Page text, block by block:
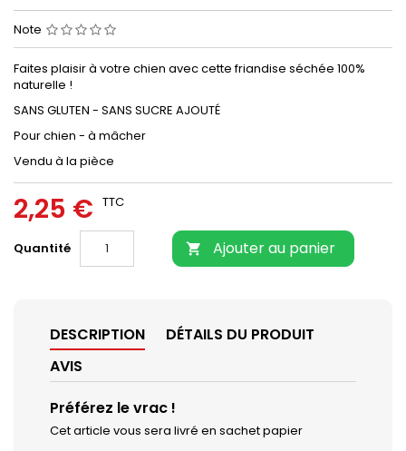
Note
Faites plaisir à votre chien avec cette friandise séchée 100%
naturelle !
SANS GLUTEN - SANS SUCRE AJOUTÉ
Pour chien - à mâcher
Vendu à la pièce
2,25 € TTC
Quantité  Ajouter au panier
DESCRIPTION
DÉTAILS DU PRODUIT
AVIS
Préférez le vrac !
Cet article vous sera livré en sachet papier